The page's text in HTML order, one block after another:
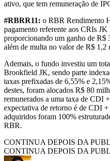
ativo, que tem remuneração de
#RBRR11: o RBR Rendimento
pagamento referente aos CRIs
proporcionando um ganho de R$
além de multa no valor de R$
Ademais, o fundo investiu um
Brookfield JK, sendo parte
taxas prefixadas de 6,55% e
destes, foram alocados R$ 80
remunerados a uma taxa de CDI
expectativa de retorno é de CDI
adquiridos foram 100%
RBR.
CONTINUA DEPOIS DA
CONTINUA DEPOIS DA